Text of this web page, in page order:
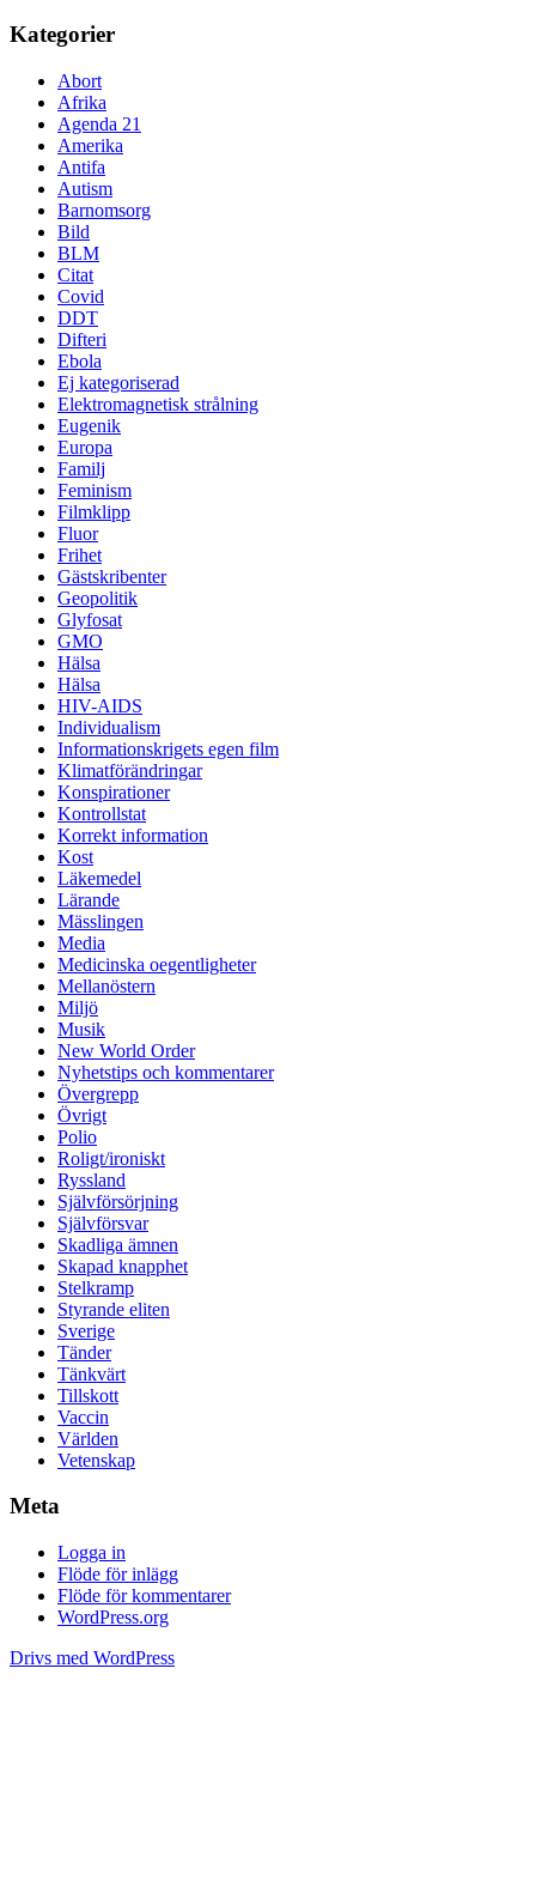
Kategorier
Abort
Afrika
Agenda 21
Amerika
Antifa
Autism
Barnomsorg
Bild
BLM
Citat
Covid
DDT
Difteri
Ebola
Ej kategoriserad
Elektromagnetisk strålning
Eugenik
Europa
Familj
Feminism
Filmklipp
Fluor
Frihet
Gästskribenter
Geopolitik
Glyfosat
GMO
Hälsa
Hälsa
HIV-AIDS
Individualism
Informationskrigets egen film
Klimatförändringar
Konspirationer
Kontrollstat
Korrekt information
Kost
Läkemedel
Lärande
Mässlingen
Media
Medicinska oegentligheter
Mellanöstern
Miljö
Musik
New World Order
Nyhetstips och kommentarer
Övergrepp
Övrigt
Polio
Roligt/ironiskt
Ryssland
Självförsörjning
Självförsvar
Skadliga ämnen
Skapad knapphet
Stelkramp
Styrande eliten
Sverige
Tänder
Tänkvärt
Tillskott
Vaccin
Världen
Vetenskap
Meta
Logga in
Flöde för inlägg
Flöde för kommentarer
WordPress.org
Drivs med WordPress